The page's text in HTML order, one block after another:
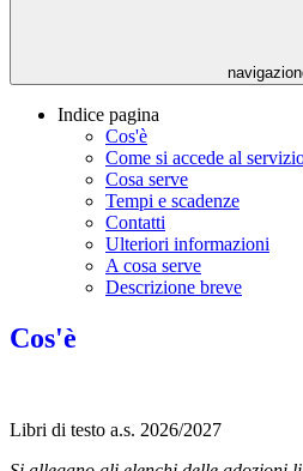
Indice pagina
Cos'è
Come si accede al
Cosa serve
Tempi e scadenze
Contatti
Ulteriori informazioni
A cosa serve
Descrizione breve
Cos'è
Libri di testo a.s. 2026/2027